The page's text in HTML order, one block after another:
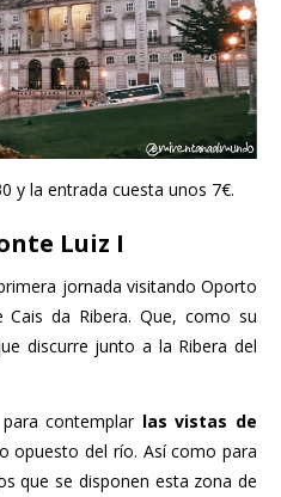
y la entrada cuesta unos 7€.
Luiz I
jornada visitando Oporto
da Ribera. Que, como su
discurre junto a la Ribera del
contemplar las vistas de
opuesto del río. Así como para
que se disponen esta zona de